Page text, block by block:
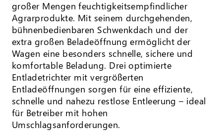
großer Mengen feuchtigkeitsempfindlicher
Agrarprodukte. Mit seinem durchgehenden,
bühnenbedienbaren Schwenkdach und der
extra großen Beladeöffnung ermöglicht der
Wagen eine besonders schnelle, sichere und
komfortable Beladung. Drei optimierte
Entladetrichter mit vergrößerten
Entladeöffnungen sorgen für eine effiziente,
schnelle und nahezu restlose Entleerung – ideal
für Betreiber mit hohen
Umschlagsanforderungen.